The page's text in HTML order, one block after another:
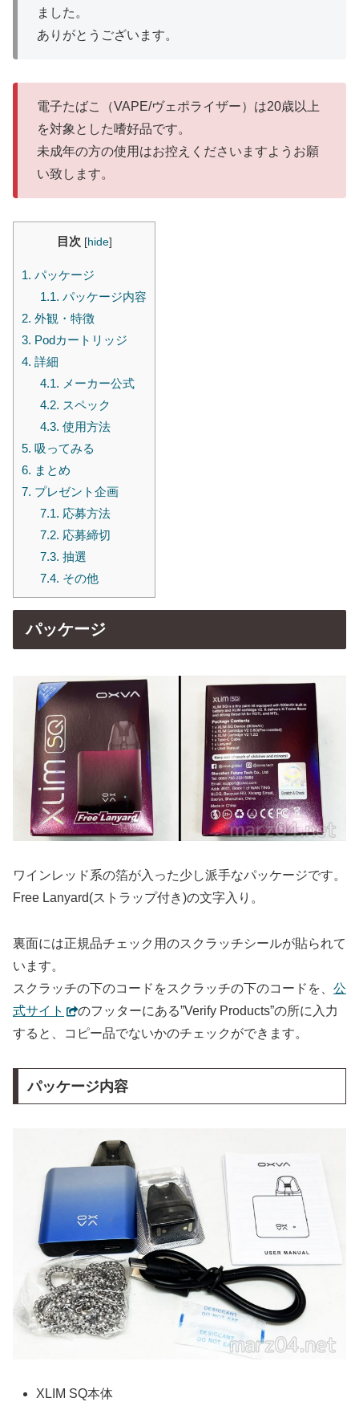
ました。
ありがとうございます。
電子たばこ（VAPE/ヴェポライザー）は20歳以上
を対象とした嗜好品です。
未成年の方の使用はお控えくださいますようお願
い致します。
目次 [hide]
1. パッケージ
1.1. パッケージ内容
2. 外観・特徴
3. Podカートリッジ
4. 詳細
4.1. メーカー公式
4.2. スペック
4.3. 使用方法
5. 吸ってみる
6. まとめ
7. プレゼント企画
7.1. 応募方法
7.2. 応募締切
7.3. 抽選
7.4. その他
パッケージ
ワインレッド系の箔が入った少し派手なパッケージです。
Free Lanyard(ストラップ付き)の文字入り。
裏面には正規品チェック用のスクラッチシールが貼られて
います。
スクラッチの下のコードをスクラッチの下のコードを、 公
式サイト
のフッターにある”Verify Products”の所に入力
すると、コピー品でないかのチェックができます。
パッケージ内容
XLIM SQ本体